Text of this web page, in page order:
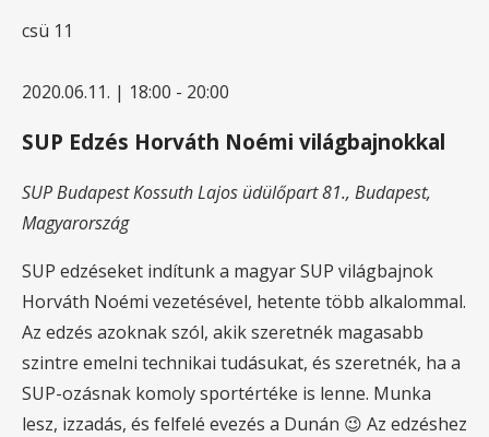
csü 11
2020.06.11. | 18:00 - 20:00
SUP Edzés Horváth Noémi világbajnokkal
SUP BudapestKossuth Lajos üdülőpart 81., Budapest,
Magyarország
SUP edzéseket indítunk a magyar SUP világbajnok
Horváth Noémi vezetésével, hetente több alkalommal.
Az edzés azoknak szól, akik szeretnék magasabb
szintre emelni technikai tudásukat, és szeretnék, ha a
SUP-ozásnak komoly sportértéke is lenne. Munka
lesz, izzadás, és felfelé evezés a Dunán 😉 Az edzéshez